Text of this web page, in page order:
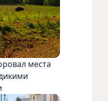
места